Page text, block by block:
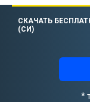
СКАЧАТЬ
(СИ)
*